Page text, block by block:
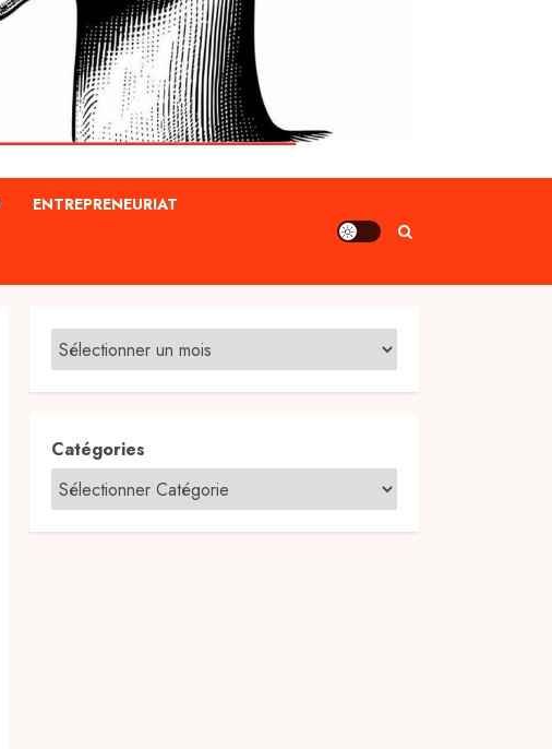
ENTREPRENEURIAT
Catégories